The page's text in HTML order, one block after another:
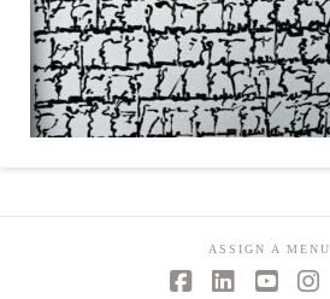
ASSIGN A MENU